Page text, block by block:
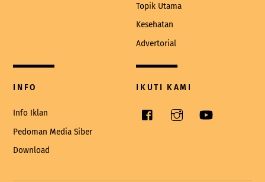
Topik Utama
Kesehatan
Advertorial
INFO
Info Iklan
Pedoman Media Siber
Download
IKUTI KAMI
Facebook